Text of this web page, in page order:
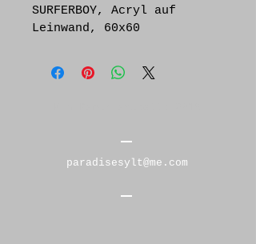
SURFERBOY, Acryl auf
Leinwand, 60x60
paradisesylt@me.com